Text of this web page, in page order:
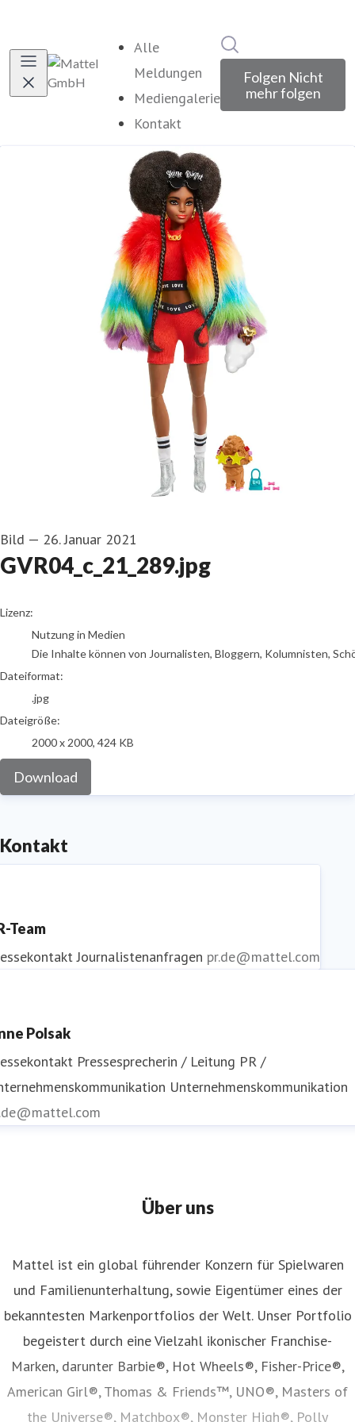
Alle
Meldungen
Mediengalerie
Kontakt
Folgen Nicht
mehr folgen
Bild — 26. Januar 2021
GVR04_c_21_289.jpg
go to media item
Lizenz:
Nutzung in Medien
Die Inhalte können von Journalisten, Bloggern, Kolumnisten,
Dateiformat:
.jpg
Dateigröße:
2000 x 2000, 424 KB
Download
Kontakt
Team
Journalistenanfragen pr.de@mattel.com
Polsak
Pressesprecherin / Leitung PR /
Unternehmenskommunikation
Über uns
Mattel ist ein global führender Konzern für Spielwaren
und Familienunterhaltung, sowie Eigentümer eines der
bekanntesten Markenportfolios der Welt. Unser Portfolio
begeistert durch eine Vielzahl ikonischer Franchise-
Marken, darunter Barbie®, Hot Wheels®, Fisher-Price®,
American Girl®, Thomas & Friends™, UNO®, Masters of
the Universe®, Matchbox®, Monster High®, Polly